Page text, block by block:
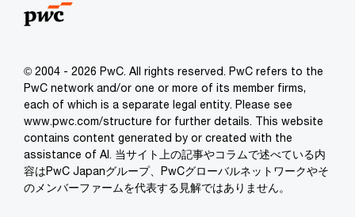
© 2004 - 2026 PwC. All rights reserved. PwC refers to the
PwC network and/or one or more of its member firms,
each of which is a separate legal entity. Please see
www.pwc.com/structure for further details. This website
contains content generated by or created with the
assistance of AI. 当サイト上の記事やコラムで述べている内
容はPwC Japanグループ、PwCグローバルネットワークやそ
のメンバーファームを代表する見解ではありません。